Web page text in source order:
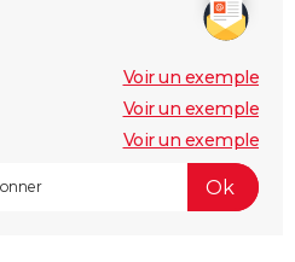
Voir un exemple
Voir un exemple
Voir un exemple